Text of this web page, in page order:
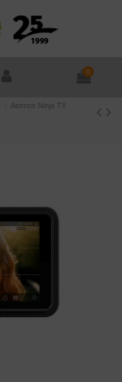
0
Atomos Ninja TX